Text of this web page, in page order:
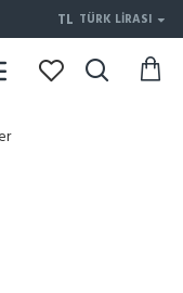
TL TÜRK LIRASI